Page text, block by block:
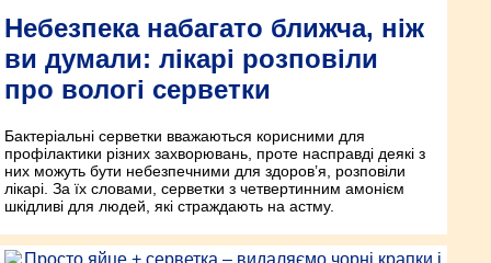
Небезпека набагато ближча, ніж
ви думали: лікарі розповіли
про вологі серветки
Бактеріальні серветки вважаються корисними для
профілактики різних захворювань, проте насправді деякі з
них можуть бути небезпечними для здоров’я, розповіли
лікарі. За їх словами, серветки з четвертинним амонієм
шкідливі для людей, які страждають на астму.